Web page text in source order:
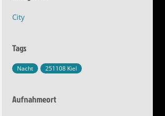
City
Tags
Nacht 251108 Kiel
Aufnahmeort